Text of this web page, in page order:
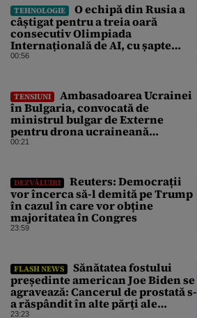
TEHNOLOGIE
O echipă din Rusia a
câștigat pentru a treia oară
consecutiv Olimpiada
Internațională de AI, cu șapte
medalii din aur și una de bronz
00:56
TENSIUNI
Ambasadoarea Ucrainei
în Bulgaria, convocată de
ministrul bulgar de Externe
pentru drona ucraineană
prăbușită în apropierea
00:21
DEZVĂLUIRI
Reuters: Democrații
vor încerca să-l demită pe Trump
în cazul în care vor obține
majoritatea în Congres
23:59
FLASH NEWS
Sănătatea fostului
președinte american Joe Biden se
agravează: Cancerul de prostată s-
a răspândit în alte părți ale
23:23